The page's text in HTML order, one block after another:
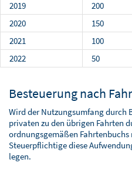
2019
200
2020
150
2021
100
2022
50
Besteuerung nach
Wird der Nutzungsumfang durch
privaten zu den übrigen Fahrten
ordnungsgemäßen
Steuerpflichtige diese
legen.